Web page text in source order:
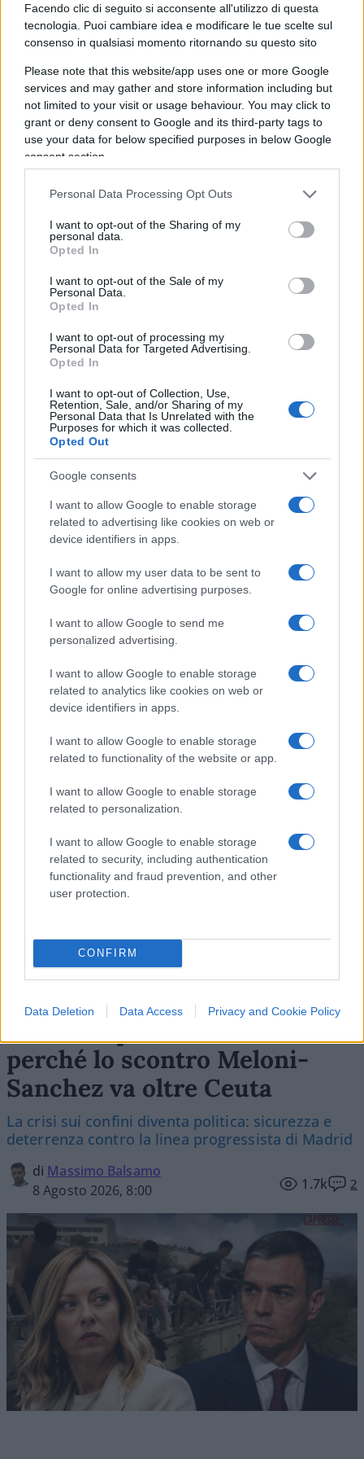
Facendo clic di seguito si acconsente all'utilizzo di questa
tecnologia. Puoi cambiare idea e modificare le tue scelte sul
consenso in qualsiasi momento ritornando su questo sito
Please note that this website/app uses one or more Google
services and may gather and store information including but
not limited to your visit or usage behaviour. You may click to
grant or deny consent to Google and its third-party tags to
use your data for below specified purposes in below Google
consent section.
Personal Data Processing Opt Outs
I want to opt-out of the Sharing of my
personal data.
Opted In
I want to opt-out of the Sale of my
Personal Data.
Opted In
I want to opt-out of processing my
Personal Data for Targeted Advertising.
Opted In
I want to opt-out of Collection, Use,
Retention, Sale, and/or Sharing of my
Personal Data that Is Unrelated with the
Purposes for which it was collected.
Opted Out
Google consents
I want to allow Google to enable storage
related to advertising like cookies on web or
device identifiers in apps.
I want to allow my user data to be sent to
Google for online advertising purposes.
I want to allow Google to send me
personalized advertising.
I want to allow Google to enable storage
related to analytics like cookies on web or
device identifiers in apps.
I want to allow Google to enable storage
related to functionality of the website or app.
I want to allow Google to enable storage
related to personalization.
I want to allow Google to enable storage
related to security, including authentication
functionality and fraud prevention, and other
user protection.
CONFIRM
Data Deletion Data Access Privacy and Cookie Policy
Ma anche la signoraMaria Rosaria Boccia, che la
Giovanna D’Arco, ha manifestato una
imbarazzante faccia tosta nel rivendicare i “meriti”
di un incarico prima conferito e poi revocato, le
cui modalità di attribuzione non entreranno
certamente nei libri di scuola. In tal senso,
l’irresistibile smania di arrampicarsi
in secondo piano i sempre più antiquati e noiosi
scrupoli morali.
involgarito machiavellismo, in cui ogni più
ambizioso fine giustifica qualsiasi mezzo, non
dovesse trovare un qualche argine nel nostro
sistema democratico, affetto da ipertrofia di ruoli
e di incarichi, ne vedremo ancora delle belle.
Claudio Romiti, 8 settembre 2024
sufficientecliccare quiper iscriversi al canale ed
essere sempre aggiornati (gratis)
#GENNARO SANGIULIANO
#MARIA ROSARIA BOCCIA
Leggi i commenti
SEDUTE SATIRICHE
perché lo scontro Meloni-
Sanchez va oltre Ceuta
La crisi sui confini diventa politica: sicurezza e
deterrenza contro la linea progressista di Madrid
di Massimo Balsamo
8 Agosto 2026, 8:00
1.7k 2